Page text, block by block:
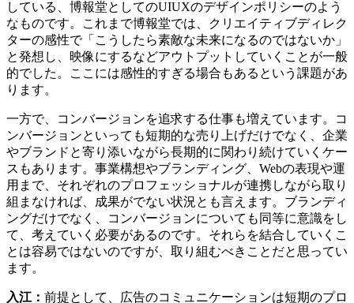
している、博報堂としてのUIUXのデザインポリシーのよう
なものです。これまで博報堂では、クリエイティブディレク
ターの感性で「こうしたら素敵な未来になるのではないか」
と発想し、映像にするなどアウトプットしていくことが一般
的でした。ここには感性的すぎる場合もあるという課題があ
ります。
一方で、コンバージョンを追求する仕事も増えています。コ
ンバージョンといっても短期的な売り上げだけでなく、企業
やブランドと寄り添いながら長期的に関わり続けていくケー
スもあります。事業構想やブランディング、Webの表現や運
用まで、それぞれのプロフェッショナルが連携しながら取り
組まなければ、成果がでない状況とも言えます。ブランディ
ングだけでなく、コンバージョンについても同等に意識をし
て、考えていく必要があるのです。それらを結合していくこ
とは容易ではないのですが、取り組むべきことだと思ってい
ます。
入江： 前提として、広告のコミュニケーションは短期のプロ